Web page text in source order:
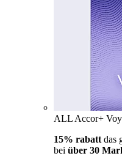
ALL Accor+
15% rabatt das
bei über 30